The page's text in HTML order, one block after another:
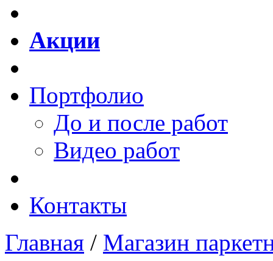
Акции
Портфолио
До и после работ
Видео работ
Контакты
Главная / Магазин